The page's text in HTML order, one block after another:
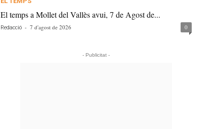
El temps a Mollet del Vallès avui, 7 de Agost de...
Redacció - 7 d'agost de 2026 0
- Publicitat -